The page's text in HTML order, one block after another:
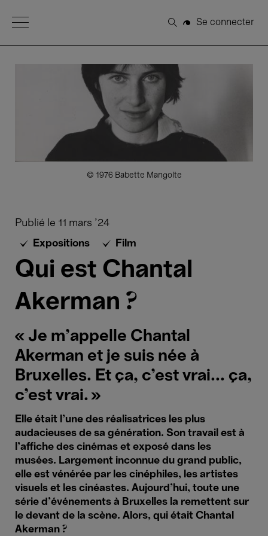
Open Menu
Rechercher
Se connecter
© 1976 Babette Mangolte
Publié le 11 mars '24
Expositions Film
Qui est Chantal
Akerman ?
« Je m’appelle Chantal
Akerman et je suis née à
Bruxelles. Et ça, c’est vrai... ça,
c’est vrai. »
Elle était l’une des réalisatrices les plus
audacieuses de sa génération. Son travail est à
l’affiche des cinémas et exposé dans les
musées. Largement inconnue du grand public,
elle est vénérée par les cinéphiles, les artistes
visuels et les cinéastes. Aujourd’hui, toute une
série d’événements à Bruxelles la remettent sur
le devant de la scène. Alors, qui était Chantal
Akerman ?